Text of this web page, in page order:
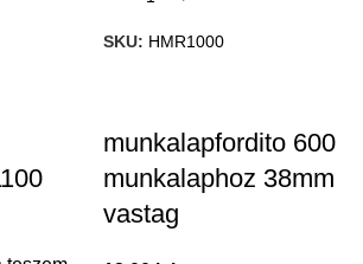
SKU: HMR1000
munkalapfordito 600
munkalaphoz 38mm
vastag